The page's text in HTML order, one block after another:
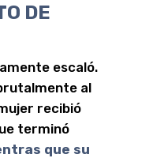
DE
escaló.
al
recibió
terminó
que su